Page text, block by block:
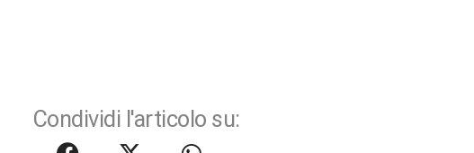
Condividi l'articolo su: